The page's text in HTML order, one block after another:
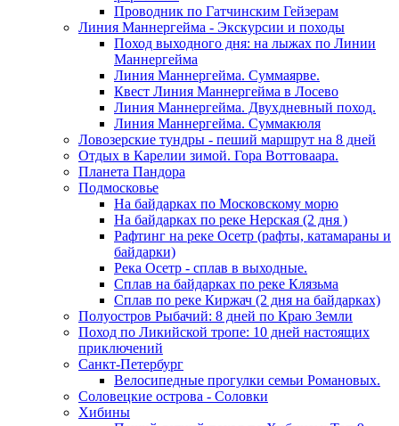
Проводник по Гатчинским Гейзерам
Линия Маннергейма - Экскурсии и походы
Поход выходного дня: на лыжах по Линии
Маннергейма
Линия Маннергейма. Суммаярве.
Квест Линия Маннергейма в Лосево
Линия Маннергейма. Двухдневный поход.
Линия Маннергейма. Суммакюля
Ловозерские тундры - пеший маршрут на 8 дней
Отдых в Карелии зимой. Гора Воттоваара.
Планета Пандора
Подмосковье
На байдарках по Московскому морю
На байдарках по реке Нерская (2 дня )
Рафтинг на реке Осетр (рафты, катамараны и
байдарки)
Река Осетр - сплав в выходные.
Сплав на байдарках по реке Клязьма
Сплав по реке Киржач (2 дня на байдарках)
Полуостров Рыбачий: 8 дней по Краю Земли
Поход по Ликийской тропе: 10 дней настоящих
приключений
Санкт-Петербург
Велосипедные прогулки семьи Романовых.
Соловецкие острова - Соловки
Хибины